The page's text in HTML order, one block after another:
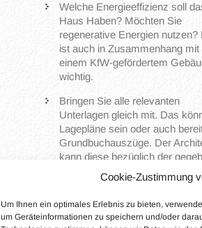
Cookie-Zustimmung
Um Ihnen ein optimales Erlebnis zu bieten,
um Geräteinformationen zu speichern und/oder
Welche Energieeffizienz soll
Haus Haben? Möchten Sie
regenerative Energien nutzen?
ist auch in Zusammenhang mit
einem KfW-gefördertem
wichtig.
Bringen Sie alle relevanten
Unterlagen gleich mit. Das
Lagepläne sein oder auch
Grundbuchauszüge. Der
kann diese bezüglich der
Bauvorschriften bereits
Mit etwas Vorbereitung können Sie
entspannt in das erste Gespräch